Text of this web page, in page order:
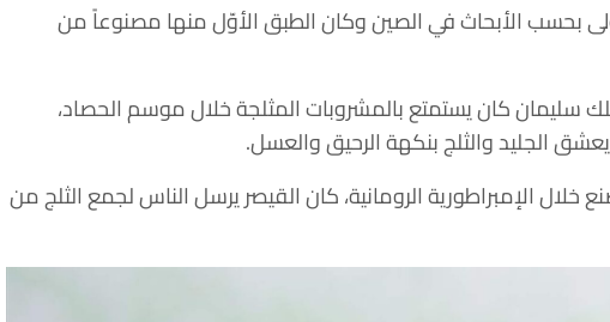
بحسب الأبحاث في الصين وكان الطبق الأوّل منها مصنوعاً من
سليمان كان يستمتع بالمشروبات المثلجة خلال موسم الحصاد،
الجليد والثلج بنكهة الرحيق والعسل.
خلال الإمبراطورية الرومانية، كان القيصر يرسل الناس لجمع الثلج من